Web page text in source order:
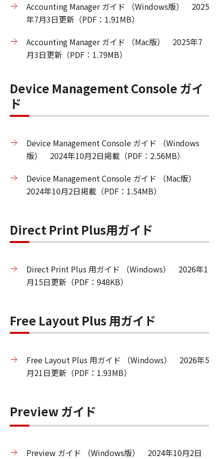
Accounting Manager ガイド （Windows版） 2025
年7月3日更新（PDF：1.91MB）
Accounting Manager ガイド （Mac版） 2025年7
月3日更新（PDF：1.79MB）
Device Management Console ガイ
ド
Device Management Console ガイド （Windows
版） 2024年10月2日掲載（PDF：2.56MB）
Device Management Console ガイド （Mac版）
2024年10月2日掲載（PDF：1.54MB）
Direct Print Plus用ガイド
Direct Print Plus 用ガイド （Windows） 2026年1
月15日更新（PDF：948KB）
Free Layout Plus 用ガイド
Free Layout Plus 用ガイド （Windows） 2026年5
月21日更新（PDF：1.93MB）
Preview ガイド
Preview ガイド （Windows版） 2024年10月2日